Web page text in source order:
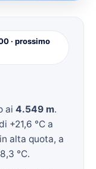
· prossimo
ai 4.549 m.
+21,6 °C a
alta quota, a
°C.